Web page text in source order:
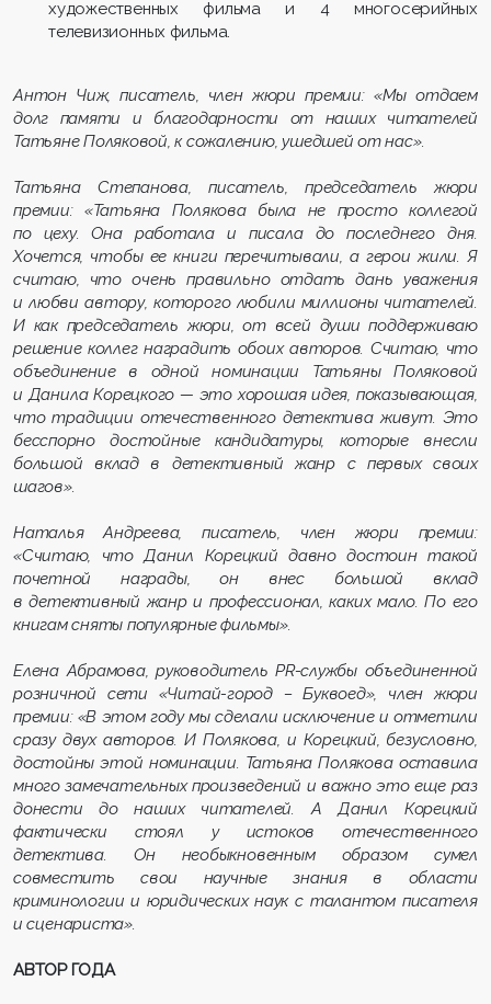
художественных фильма и 4 многосерийных
телевизионных фильма.
Антон Чиж, писатель, член жюри премии: «Мы отдаем
долг памяти и благодарности от наших читателей
Татьяне Поляковой, к сожалению, ушедшей от нас».
Татьяна Степанова, писатель, председатель жюри
премии: «Татьяна Полякова была не просто коллегой
по цеху. Она работала и писала до последнего дня.
Хочется, чтобы ее книги перечитывали, а герои жили. Я
считаю, что очень правильно отдать дань уважения
и любви автору, которого любили миллионы читателей.
И как председатель жюри, от всей души поддерживаю
решение коллег наградить обоих авторов. Считаю, что
объединение в одной номинации Татьяны Поляковой
и Данила Корецкого — это хорошая идея, показывающая,
что традиции отечественного детектива живут. Это
бесспорно достойные кандидатуры, которые внесли
большой вклад в детективный жанр с первых своих
шагов».
Наталья Андреева, писатель, член жюри премии:
«Считаю, что Данил Корецкий давно достоин такой
почетной награды, он внес большой вклад
в детективный жанр и профессионал, каких мало. По его
книгам сняты популярные фильмы».
Елена Абрамова, руководитель PR-службы объединенной
розничной сети «Читай-город – Буквоед», член жюри
премии: «В этом году мы сделали исключение и отметили
сразу двух авторов. И Полякова, и Корецкий, безусловно,
достойны этой номинации. Татьяна Полякова оставила
много замечательных произведений и важно это еще раз
донести до наших читателей. А Данил Корецкий
фактически стоял у истоков отечественного
детектива. Он необыкновенным образом сумел
совместить свои научные знания в области
криминологии и юридических наук с талантом писателя
и сценариста».
АВТОР ГОДА